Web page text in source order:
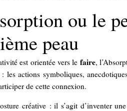
ou le
peau
est orientée vers le faire,
: les actions symboliques,
de cette connexion.
créative : il s’agit d’inventer